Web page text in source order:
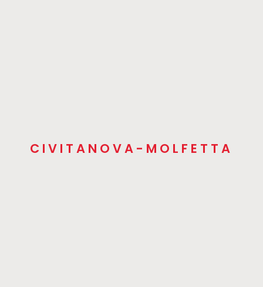
CIVITANOVA-MOLFETTA